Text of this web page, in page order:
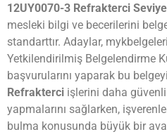
12UY0070-3 Refrakterci
mesleki bilgi ve becerilerini
standarttır. Adaylar,
Yetkilendirilmiş Belgelendirme
başvurularını yaparak bu
Refrakterci işlerini daha
yapmalarını sağlarken,
bulma konusunda büyük bir